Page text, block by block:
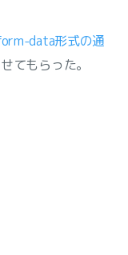
data形式の通
てもらった。